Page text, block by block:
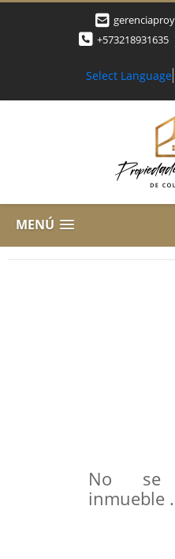
+573218931635
Select Language
MENÚ
No se
inmueble .